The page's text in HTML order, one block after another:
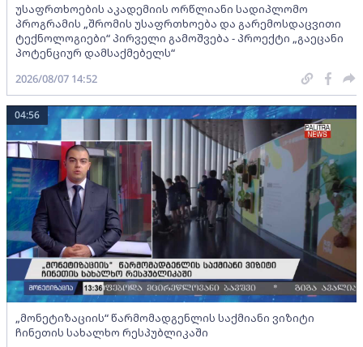
უსაფრთხოების აკადემიის ორწლიანი სადიპლომო
პროგრამის „შრომის უსაფრთხოება და გარემოსდაცვითი
ტექნოლოგიები“ პირველი გამოშვება - პროექტი „გაეცანი
პოტენციურ დამსაქმებელს“
2026/08/07 14:52
„მონეტიზაციის“ წარმომადგენლის საქმიანი ვიზიტი
ჩინეთის სახალხო რესპუბლიკაში
04:56